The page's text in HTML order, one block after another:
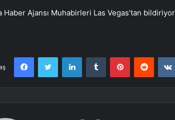
Haber Ajansı Muhabirleri Las Vegas’tan
FacebookTwitter LinkedInTumblr PinterestReddit